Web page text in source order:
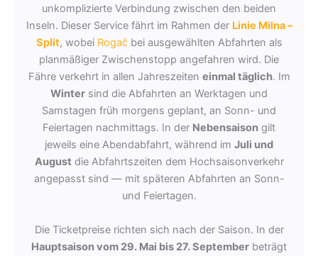
unkomplizierte Verbindung zwischen den beiden
Inseln. Dieser Service fährt im Rahmen der Linie Milna –
Split, wobei Rogačbei ausgewählten Abfahrten als
planmäßiger Zwischenstopp angefahren wird. Die
Fähre verkehrt in allen Jahreszeiten einmal täglich. Im
Winter sind die Abfahrten an Werktagen und
Samstagen früh morgens geplant, an Sonn- und
Feiertagen nachmittags. In der Nebensaison gilt
jeweils eine Abendabfahrt, während im Juli und
August die Abfahrtszeiten dem Hochsaisonverkehr
angepasst sind — mit späteren Abfahrten an Sonn-
und Feiertagen.
Die Ticketpreise richten sich nach der Saison. In der
Hauptsaison vom 29. Mai bis 27. September beträgt